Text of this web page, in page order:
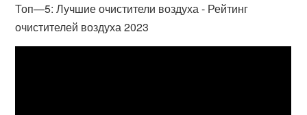
Топ—5: Лучшие очистители воздуха - Рейтинг
очистителей воздуха 2023